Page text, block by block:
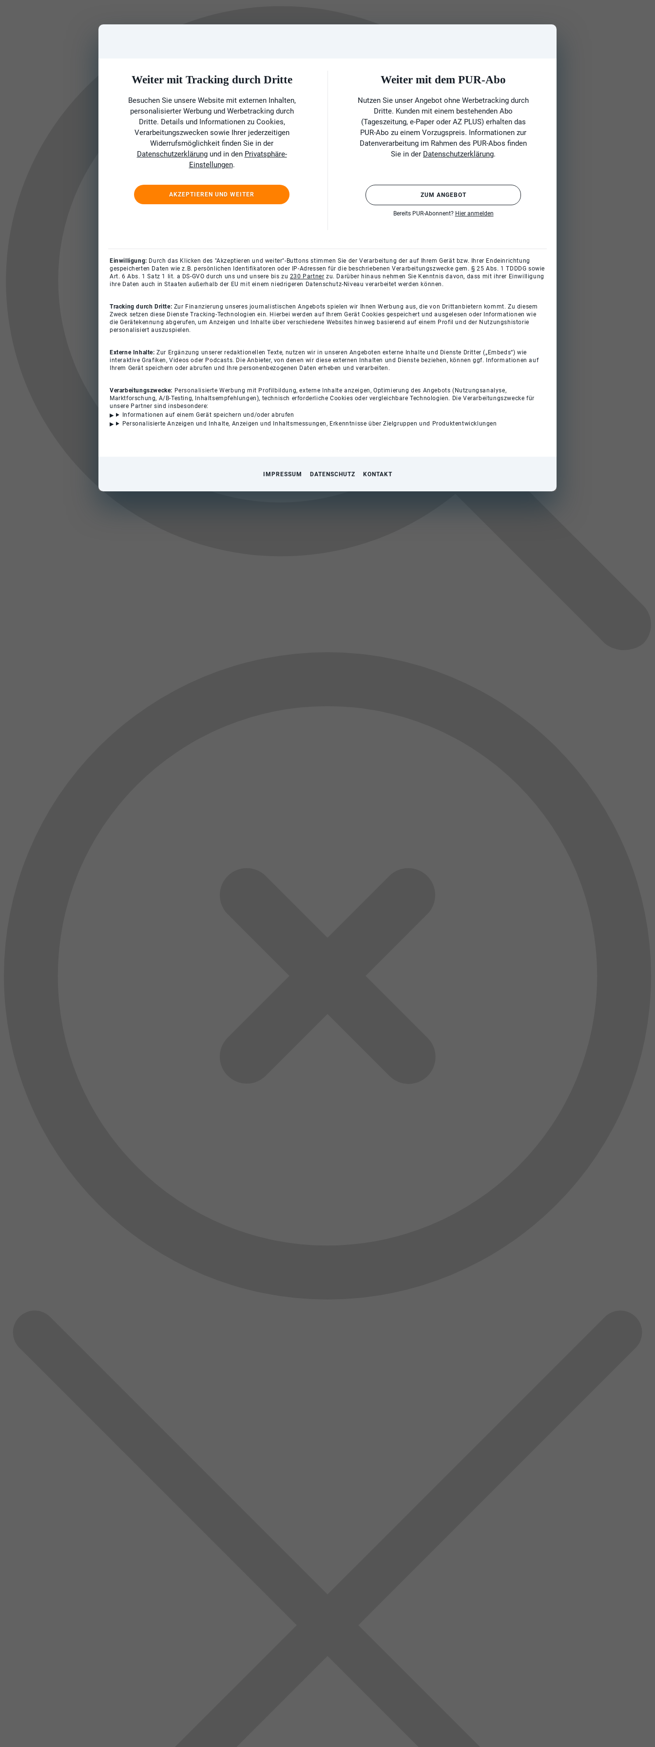
Weiter mit Tracking durch Dritte
Besuchen Sie unsere Website mit externen Inhalten,
personalisierter Werbung und Werbetracking durch
Dritte. Details und Informationen zu Cookies,
Verarbeitungszwecken sowie Ihrer jederzeitigen
Widerrufsmöglichkeit finden Sie in der
Datenschutzerklärungund in den Privatsphäre-
Einstellungen.
AKZEPTIEREN UND WEITER
Weiter mit dem PUR-Abo
Nutzen Sie unser Angebot ohne Werbetracking durch
Dritte. Kunden mit einem bestehenden Abo
(Tageszeitung, e-Paper oder AZ PLUS) erhalten das
PUR-Abo zu einem Vorzugspreis. Informationen zur
Datenverarbeitung im Rahmen des PUR-Abos finden
Sie in der Datenschutzerklärung.
ZUM ANGEBOT
Bereits PUR-Abonnent? Hier anmelden
Einwilligung: Durch das Klicken des "Akzeptieren und weiter"-Buttons stimmen Sie der Verarbeitung der auf Ihrem Gerät bzw. Ihrer Endeinrichtung
gespeicherten Daten wie z.B. persönlichen Identifikatoren oder IP-Adressen für die beschriebenen Verarbeitungszwecke gem. § 25 Abs. 1 TDDDG sowie
Art. 6 Abs. 1 Satz 1 lit. a DS-GVO durch uns und unsere bis zu 230 Partner zu. Darüber hinaus nehmen Sie Kenntnis davon, dass mit ihrer Einwilligung
ihre Daten auch in Staaten außerhalb der EU mit einem niedrigeren Datenschutz-Niveau verarbeitet werden können.
Tracking durch Dritte: Zur Finanzierung unseres journalistischen Angebots spielen wir Ihnen Werbung aus, die von Drittanbietern kommt. Zu diesem
Zweck setzen diese Dienste Tracking-Technologien ein. Hierbei werden auf Ihrem Gerät Cookies gespeichert und ausgelesen oder Informationen wie
die Gerätekennung abgerufen, um Anzeigen und Inhalte über verschiedene Websites hinweg basierend auf einem Profil und der Nutzungshistorie
personalisiert auszuspielen.
Externe Inhalte:Zur Ergänzung unserer redaktionellen Texte, nutzen wir in unseren Angeboten externe Inhalte und Dienste Dritter („Embeds“) wie
interaktive Grafiken, Videos oder Podcasts. Die Anbieter, von denen wir diese externen Inhalten und Dienste beziehen, können ggf. Informationen auf
Ihrem Gerät speichern oder abrufen und Ihre personenbezogenen Daten erheben und verarbeiten.
Verarbeitungszwecke: Personalisierte Werbung mit Profilbildung, externe Inhalte anzeigen, Optimierung des Angebots (Nutzungsanalyse,
Marktforschung, A/B-Testing, Inhaltsempfehlungen), technisch erforderliche Cookies oder vergleichbare Technologien. Die Verarbeitungszwecke für
unsere Partner sind insbesondere:
Informationen auf einem Gerät speichern und/oder abrufen
Personalisierte Anzeigen und Inhalte, Anzeigen und Inhaltsmessungen, Erkenntnisse über Zielgruppen und Produktentwicklungen
IMPRESSUM DATENSCHUTZ KONTAKT